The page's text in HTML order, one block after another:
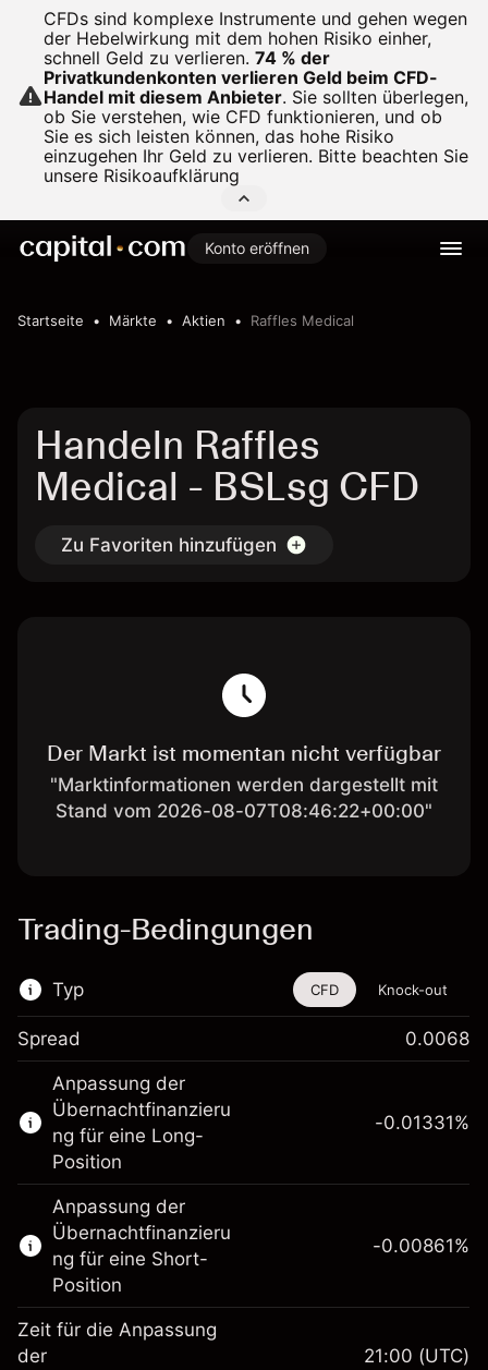
CFDs sind komplexe Instrumente und gehen wegen
der Hebelwirkung mit dem hohen Risiko einher,
schnell Geld zu verlieren. 74 % der
Privatkundenkonten verlieren Geld beim CFD-
Handel mit diesem Anbieter. Sie sollten überlegen,
ob Sie verstehen, wie CFD funktionieren, und ob
Sie es sich leisten können, das hohe Risiko
einzugehen Ihr Geld zu verlieren. Bitte beachten Sie
unsere Risikoaufklärung
Konto eröffnen
Startseite Märkte Aktien Raffles Medical
Handeln Raffles
Medical - BSLsg CFD
Zu Favoriten hinzufügen
Der Markt ist momentan nicht verfügbar
"Marktinformationen werden dargestellt mit
Stand vom 2026-08-07T08:46:22+00:00"
Trading-Bedingungen
Typ
Dieses Finanzinstrument steht für das Traden
über CFDs und Knock-outs zur Verfügung.
Erfahren Sie mehr über:
CFDs
Knock-outs
CFD Knock-out
Spread 0.0068
Anpassung der
Übernachtfinanzieru
ng für eine Long-
Position
SGD 1,000.00
-0.01331%
Anpassung der
Übernachtfinanzieru
ng für eine Short-
Position
-0.00861%
Zeit für die Anpassung
der
21:00 (UTC)